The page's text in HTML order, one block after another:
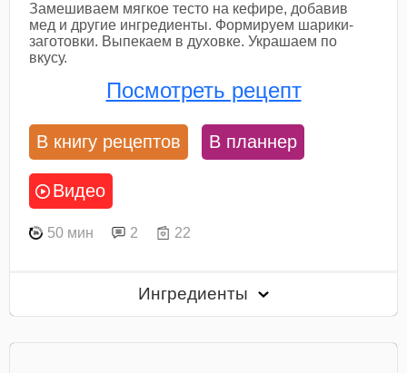
Замешиваем мягкое тесто на кефире, добавив
мед и другие ингредиенты. Формируем шарики-
заготовки. Выпекаем в духовке. Украшаем по
вкусу.
Посмотреть рецепт
В книгу рецептов В планнер
Видео
50 мин 2 22
Ингредиенты